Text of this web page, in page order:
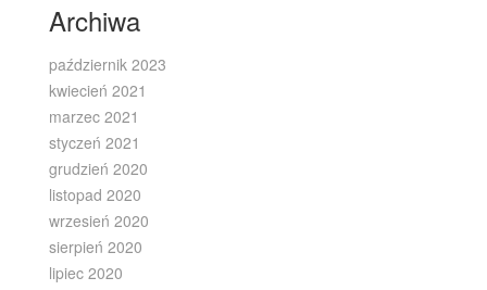
Archiwa
październik 2023
kwiecień 2021
marzec 2021
styczeń 2021
grudzień 2020
listopad 2020
wrzesień 2020
sierpień 2020
lipiec 2020